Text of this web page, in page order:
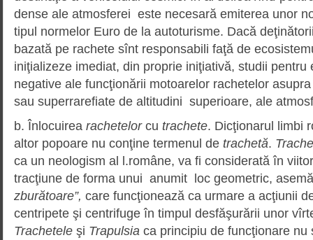
dense ale atmosferei este necesară emiterea unor
tipul normelor Euro de la autoturisme. Dacă
bazată pe rachete sînt responsabili faţă de
iniţializeze imediat, din proprie iniţiativă, studii pentru
negative ale funcţionării motoarelor rachetelor
sau superrarefiate de altitudini superioare, ale
b. Înlocuirea rachetelorcu trachete. Dicţionarul limbi
altor popoare nu conţine termenul de trachetă.
ca un neologism al l.române, va fi considerată în
tracţiune de forma unui anumit loc geometric,
zburătoare”, care funcţionează ca urmare a acţiunii
centripete şi centrifuge în timpul desfăşurării unor
Trachetele şi Trapulsia ca principiu de funcţionare